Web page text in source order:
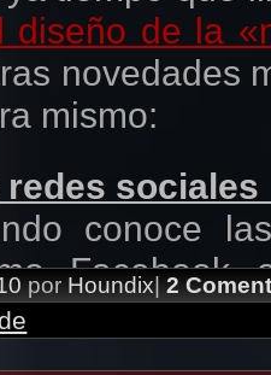
diseño de la
novedades
mismo:
redes sociales
conoce
Facebook
por Houndix| 2